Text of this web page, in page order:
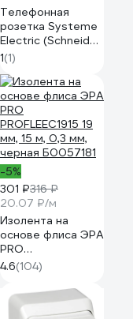
Телефонная
розетка Systeme
Electric (Schneider
Electric) Этюд,
белый TELA-001B
1(1)
-5%
301 ₽316 ₽
20.07 ₽/м
Изолента на
основе флиса ЭРА
PRO
PROFLEEC1915 19
мм, 15 м, 0,3 мм,
черная Б0057181
4.6(104)